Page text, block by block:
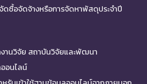
ดซื้อจัดจ้างหรือการจัดหาพัสดุประจำปี
านวิจัย สถาบันวิจัยและพัฒนา
อนไลน์